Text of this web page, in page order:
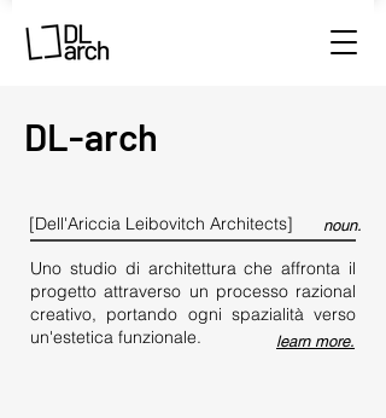
DL-arch
[Dell'Ariccia Leibovitch Architects] noun.
Uno studio di architettura che affronta il
progetto attraverso un processo razional
creativo, portando ogni spazialità verso
un'estetica funzionale.
learn more.